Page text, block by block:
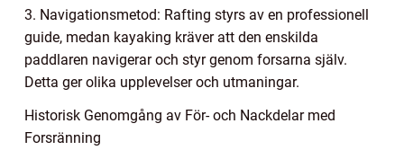
3. Navigationsmetod: Rafting styrs av en professionell
guide, medan kayaking kräver att den enskilda
paddlaren navigerar och styr genom forsarna själv.
Detta ger olika upplevelser och utmaningar.
Historisk Genomgång av För- och Nackdelar med
Forsränning